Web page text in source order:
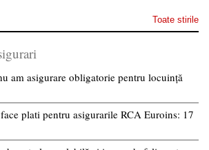
Toate stirile
am asigurare obligatorie pentru locuință
plati pentru asigurarile RCA Euroins: 17